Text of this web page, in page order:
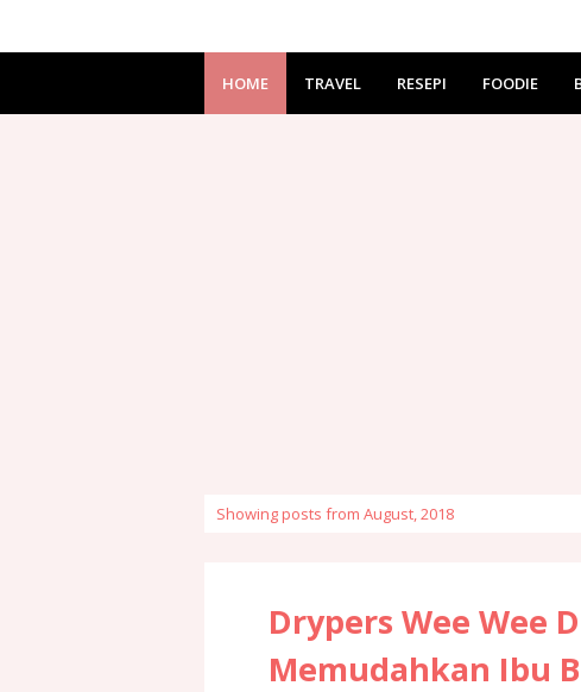
HOME TRAVEL RESEPI FOODIE
Showing posts from August, 2018
Drypers Wee Wee
Memudahkan Ibu